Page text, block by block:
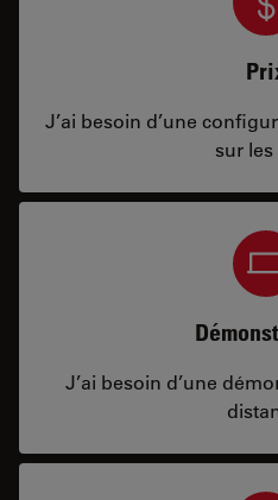
J’ai besoin d’une
sur
J’ai besoin d’une